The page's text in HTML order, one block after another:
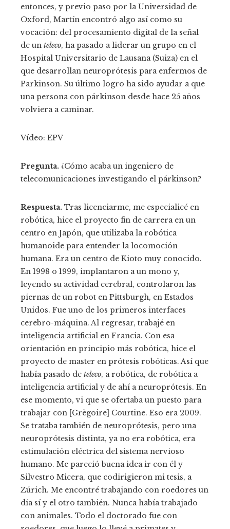
entonces, y previo paso por la Universidad de
Oxford, Martín encontró algo así como su
vocación: del procesamiento digital de la señal
de un teleco, ha pasado a liderar un grupo en el
Hospital Universitario de Lausana (Suiza) en el
que desarrollan neuroprótesis para enfermos de
Parkinson. Su último logro ha sido ayudar a que
una persona con párkinson desde hace 25 años
volviera a caminar.
Vídeo: EPV
Pregunta. ¿Cómo acaba un ingeniero de
telecomunicaciones investigando el párkinson?
Respuesta. Tras licenciarme, me especialicé en
robótica, hice el proyecto fin de carrera en un
centro en Japón, que utilizaba la robótica
humanoide para entender la locomoción
humana. Era un centro de Kioto muy conocido.
En 1998 o 1999, implantaron a un mono y,
leyendo su actividad cerebral, controlaron las
piernas de un robot en Pittsburgh, en Estados
Unidos. Fue uno de los primeros interfaces
cerebro-máquina. Al regresar, trabajé en
inteligencia artificial en Francia. Con esa
orientación en principio más robótica, hice el
proyecto de master en prótesis robóticas. Así que
había pasado de teleco, a robótica, de robótica a
inteligencia artificial y de ahí a neuroprótesis. En
ese momento, vi que se ofertaba un puesto para
trabajar con [Grègoire] Courtine. Eso era 2009.
Se trataba también de neuroprótesis, pero una
neuroprótesis distinta, ya no era robótica, era
estimulación eléctrica del sistema nervioso
humano. Me pareció buena idea ir con él y
Silvestro Micera, que codirigieron mi tesis, a
Zúrich. Me encontré trabajando con roedores un
día sí y el otro también. Nunca había trabajado
con animales. Todo el doctorado fue con